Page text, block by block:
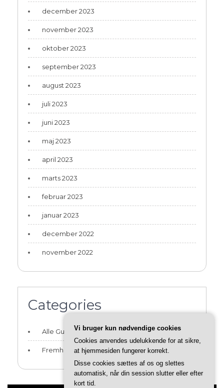
december 2023
november 2023
oktober 2023
september 2023
august 2023
juli 2023
juni 2023
maj 2023
april 2023
marts 2023
februar 2023
januar 2023
december 2022
november 2022
Categories
Alle Guides og Artikler
Fremhævede Guides
Vi bruger kun nødvendige cookies
Cookies anvendes udelukkende for at sikre,
at hjemmesiden fungerer korrekt.
Disse cookies sættes af os og slettes
automatisk, når din session slutter eller efter
kort tid.